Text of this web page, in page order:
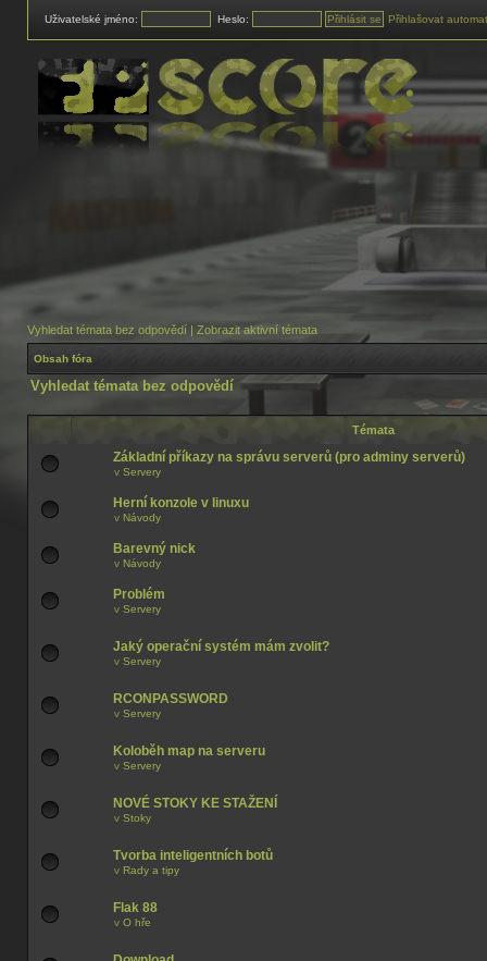
Uživatelské jméno: Heslo: Přihlašovat
Vyhledat témata bez odpovědí | Zobrazit aktivní témata
Obsah fóra
Vyhledat témata bez odpovědí
Témata
Základní příkazy na správu serverů (pro adminy serverů)
v Servery
Herní konzole v linuxu
v Návody
Barevný nick
v Návody
Problém
v Servery
Jaký operační systém mám zvolit?
v Servery
RCONPASSWORD
v Servery
Koloběh map na serveru
v Servery
NOVÉ STOKY KE STAŽENÍ
v Stoky
Tvorba inteligentních botů
v Rady a tipy
Flak 88
v O hře